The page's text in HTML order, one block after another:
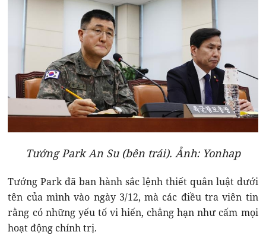
Tướng Park An Su (bên trái). Ảnh: Yonhap
Tướng Park đã ban hành sắc lệnh thiết quân luật dưới
tên của mình vào ngày 3/12, mà các điều tra viên tin
rằng có những yếu tố vi hiến, chẳng hạn như cấm mọi
hoạt động chính trị.